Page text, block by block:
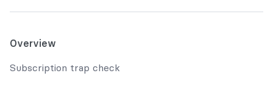
Overview
Subscription trap check